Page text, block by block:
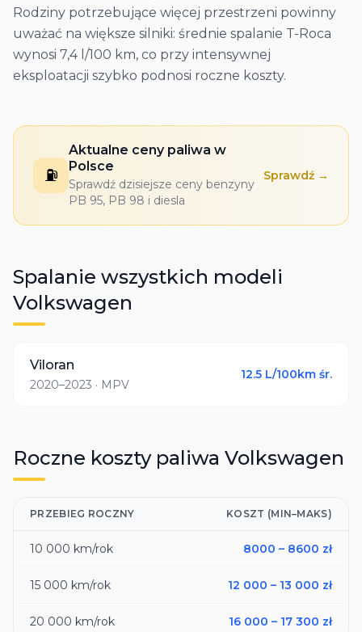
Rodziny potrzebujące więcej przestrzeni powinny
uważać na większe silniki: średnie spalanie T-Roca
wynosi 7,4 l/100 km, co przy intensywnej
eksploatacji szybko podnosi roczne koszty.
⛽
Aktualne ceny paliwa w
Polsce
Sprawdź dzisiejsze ceny benzyny
PB 95, PB 98 i diesla
Sprawdź →
Spalanie wszystkich modeli
Volkswagen
Viloran
2020–2023 · MPV
12.5 L/100km śr.
Roczne koszty paliwa Volkswagen
PRZEBIEG ROCZNY KOSZT (MIN–MAKS)
10 000 km/rok 8000 – 8600 zł
15 000 km/rok 12 000 – 13 000 zł
20 000 km/rok 16 000 – 17 300 zł